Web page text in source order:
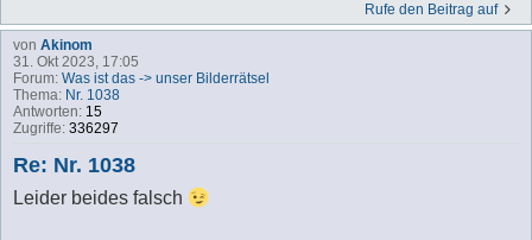
Rufe den Beitrag auf
von Akinom
31. Okt 2023, 17:05
Forum: Was ist das -> unser Bilderrätsel
Thema: Nr. 1038
Antworten: 15
Zugriffe: 336297
Re: Nr. 1038
Leider beides falsch